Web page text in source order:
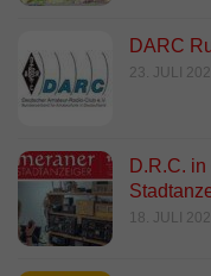
DARC
23. JULI
D.R.C.
18. JULI